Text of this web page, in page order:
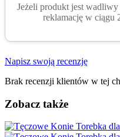
Jeżeli produkt jest wadliwy
reklamację w ciągu
Napisz swoją recenzję
Brak recenzji klientów w tej
Zobacz także